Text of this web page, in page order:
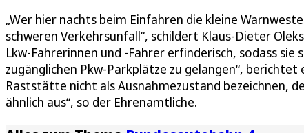
„Wer hier nachts beim Einfahren die kleine
schweren Verkehrsunfall“, schildert Klaus-Dieter
Lkw-Fahrerinnen und -Fahrer erfinderisch, sodass
zugänglichen Pkw-Parkplätze zu gelangen“,
Raststätte nicht als Ausnahmezustand bezeichnen,
ähnlich aus“, so der Ehrenamtliche.